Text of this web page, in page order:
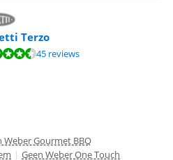
Terzo
op 45 reviews.
45 reviews
Weber Gourmet BBQ
| Geen Weber One Touch